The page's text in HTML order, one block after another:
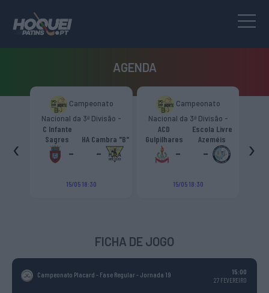
AGENDA
3ª Divisão -
HA Cambra "B"
Campeonato
Nacional da 3ª Divisão -
Gulpilhares
-
Azeméis
15/05 18:30
Skate Italia
Trophy Girone “D”
HC Castiglione
-
Pumas
19/09 18:00
‹ ›
FICHA DE JOGO
Campeonato Placard - Fase Regular- Jornada 19
15:00
27 FEVEREIRO